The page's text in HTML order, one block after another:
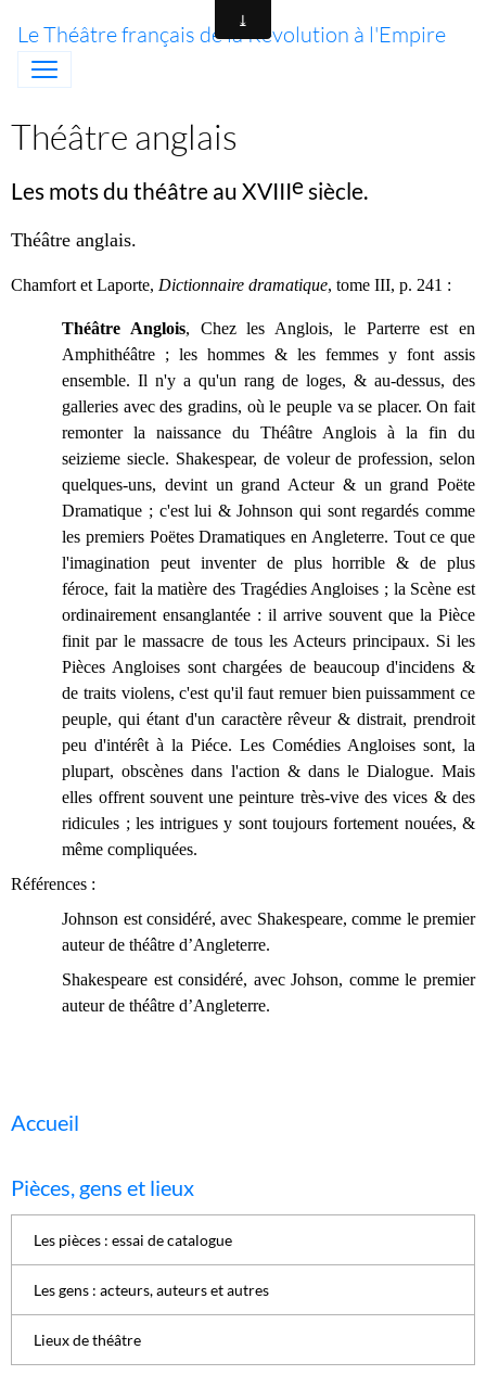
Le Théâtre français de la Révolution à l'Empire
Théâtre anglais
Les mots du théâtre au XVIIIesiècle.
Théâtre anglais.
Chamfort et Laporte, Dictionnaire dramatique, tome III, p. 241 :
Théâtre Anglois, Chez les Anglois, le Parterre est en
Amphithéâtre ; les hommes & les femmes y font assis
ensemble. Il n'y a qu'un rang de loges, & au-dessus, des
galleries avec des gradins, où le peuple va se placer. On fait
remonter la naissance du Théâtre Anglois à la fin du
seizieme siecle. Shakespear, de voleur de profession, selon
quelques-uns, devint un grand Acteur & un grand Poëte
Dramatique ; c'est lui & Johnson qui sont regardés comme
les premiers Poëtes Dramatiques en Angleterre. Tout ce que
l'imagination peut inventer de plus horrible & de plus
féroce, fait la matière des Tragédies Angloises ; la Scène est
ordinairement ensanglantée : il arrive souvent que la Pièce
finit par le massacre de tous les Acteurs principaux. Si les
Pièces Angloises sont chargées de beaucoup d'incidens &
de traits violens, c'est qu'il faut remuer bien puissamment ce
peuple, qui étant d'un caractère rêveur & distrait, prendroit
peu d'intérêt à la Piéce. Les Comédies Angloises sont, la
plupart, obscènes dans l'action & dans le Dialogue. Mais
elles offrent souvent une peinture très-vive des vices & des
ridicules ; les intrigues y sont toujours fortement nouées, &
même compliquées.
Références :
Johnson est considéré, avec Shakespeare, comme le premier
auteur de théâtre d’Angleterre.
Shakespeare est considéré, avec Johson, comme le premier
auteur de théâtre d’Angleterre.
Accueil
Pièces, gens et lieux
Les pièces : essai de catalogue
Les gens : acteurs, auteurs et autres
Lieux de théâtre